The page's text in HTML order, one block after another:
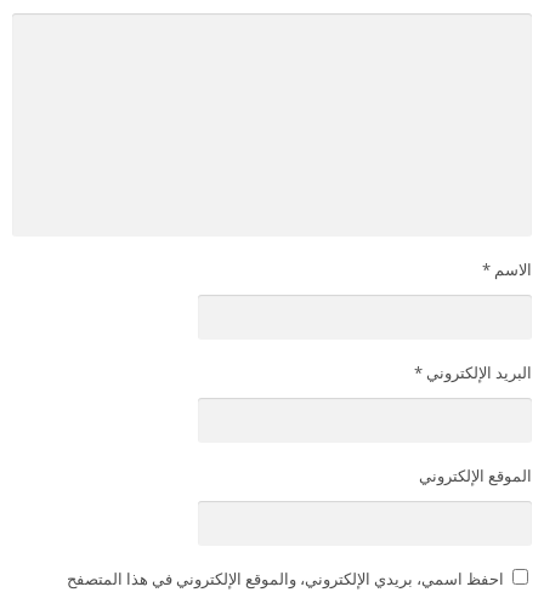
الاسم *
البريد الإلكتروني *
الموقع الإلكتروني
احفظ اسمي، بريدي الإلكتروني، والموقع الإلكتروني في هذا المتصفح